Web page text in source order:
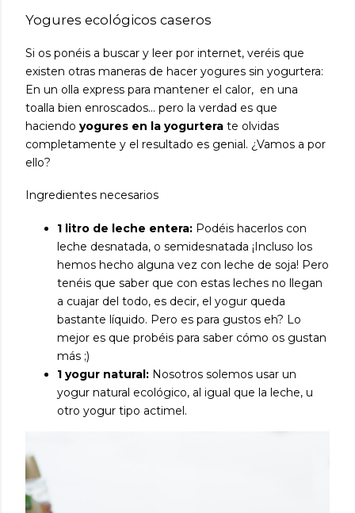
Yogures ecológicos caseros
Si os ponéis a buscar y leer por internet, veréis que
existen otras maneras de hacer yogures sin yogurtera:
En un olla express para mantener el calor, en una
toalla bien enroscados... pero la verdad es que
haciendo yogures en la yogurtera te olvidas
completamente y el resultado es genial. ¿Vamos a por
ello?
Ingredientes necesarios
1 litro de leche entera: Podéis hacerlos con
leche desnatada, o semidesnatada ¡Incluso los
hemos hecho alguna vez con leche de soja! Pero
tenéis que saber que con estas leches no llegan
a cuajar del todo, es decir, el yogur queda
bastante líquido. Pero es para gustos eh? Lo
mejor es que probéis para saber cómo os gustan
más ;)
1 yogur natural: Nosotros solemos usar un
yogur natural ecológico, al igual que la leche, u
otro yogur tipo actimel.